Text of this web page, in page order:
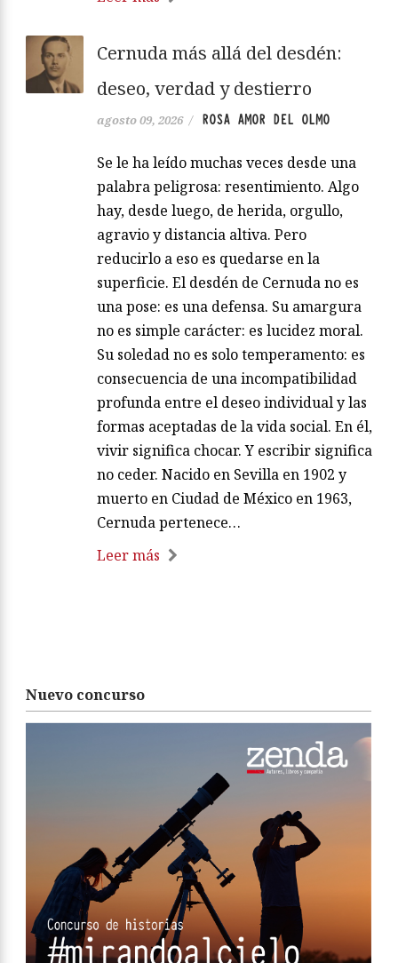
Cernuda más allá del desdén:
deseo, verdad y destierro
agosto 09, 2026 / ROSA AMOR DEL OLMO
Se le ha leído muchas veces desde una
palabra peligrosa: resentimiento. Algo
hay, desde luego, de herida, orgullo,
agravio y distancia altiva. Pero
reducirlo a eso es quedarse en la
superficie. El desdén de Cernuda no es
una pose: es una defensa. Su amargura
no es simple carácter: es lucidez moral.
Su soledad no es solo temperamento: es
consecuencia de una incompatibilidad
profunda entre el deseo individual y las
formas aceptadas de la vida social. En él,
vivir significa chocar. Y escribir significa
no ceder. Nacido en Sevilla en 1902 y
muerto en Ciudad de México en 1963,
Cernuda pertenece…
Leer más
Nuevo concurso